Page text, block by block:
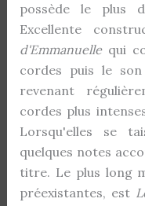
possède le plus
Excellente
d'Emmanuelle qui
cordes puis le
revenant
cordes plus
Lorsqu'elles se
quelques notes
titre. Le plus long
préexistantes, est